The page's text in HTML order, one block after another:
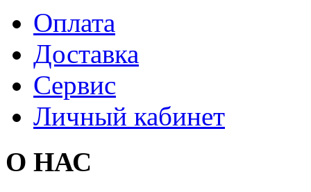
Оплата
Доставка
Сервис
Личный кабинет
О НАС